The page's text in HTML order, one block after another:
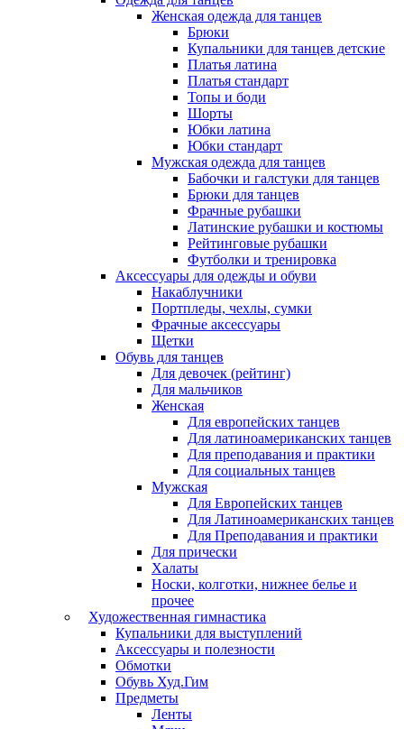
Женская одежда для танцев
Брюки
Купальники для танцев детские
Платья латина
Платья стандарт
Топы и боди
Шорты
Юбки латина
Юбки стандарт
Мужская одежда для танцев
Бабочки и галстуки для танцев
Брюки для танцев
Фрачные рубашки
Латинские рубашки и костюмы
Рейтинговые рубашки
Футболки и тренировка
Аксессуары для одежды и обуви
Накаблучники
Портпледы, чехлы, сумки
Фрачные аксессуары
Щетки
Обувь для танцев
Для девочек (рейтинг)
Для мальчиков
Женская
Для европейских танцев
Для латиноамериканских танцев
Для преподавания и практики
Для социальных танцев
Мужская
Для Европейских танцев
Для Латиноамериканских танцев
Для Преподавания и практики
Для прически
Халаты
Носки, колготки, нижнее белье и
прочее
Художественная гимнастика
Купальники для выступлений
Аксессуары и полезности
Обмотки
Обувь Худ.Гим
Предметы
Ленты